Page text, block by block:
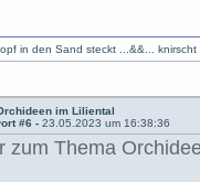
in den Sand steckt ...&&...
im Liliental
#6 -23.05.2023 um 16:38:36
zum Thema